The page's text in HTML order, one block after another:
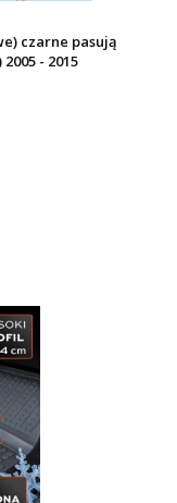
czarne pasują
- 2015